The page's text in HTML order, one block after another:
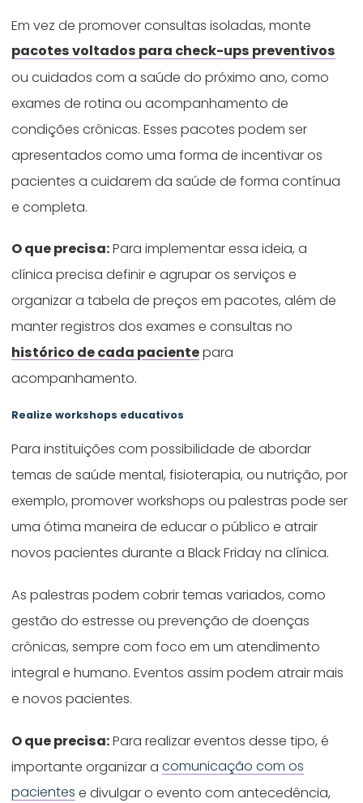
Em vez de promover consultas isoladas, monte
pacotes voltados para check-ups preventivos
ou cuidados com a saúde do próximo ano, como
exames de rotina ou acompanhamento de
condições crônicas. Esses pacotes podem ser
apresentados como uma forma de incentivar os
pacientes a cuidarem da saúde de forma contínua
e completa.
O que precisa:Para implementar essa ideia, a
clínica precisa definir e agrupar os serviços e
organizar a tabela de preços em pacotes, além de
manter registros dos exames e consultas no
histórico de cada pacientepara
acompanhamento.
Realize workshops educativos
Para instituições com possibilidade de abordar
temas de saúde mental, fisioterapia, ou nutrição, por
exemplo, promover workshops ou palestras pode ser
uma ótima maneira de educar o público e atrair
novos pacientes durante a Black Friday na clínica.
As palestras podem cobrir temas variados, como
gestão do estresse ou prevenção de doenças
crônicas, sempre com foco em um atendimento
integral e humano. Eventos assim podem atrair mais
e novos pacientes.
O que precisa:Para realizar eventos desse tipo, é
importante organizar acomunicação com os
pacientes e divulgar o evento com antecedência,